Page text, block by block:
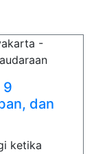
9
dan
ketika